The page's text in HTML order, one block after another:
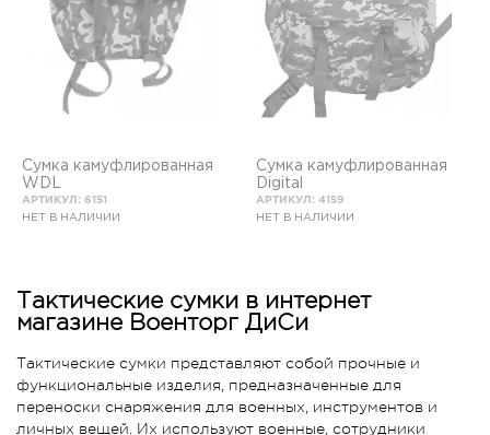
Сумка камуфлированная
WDL
АРТИКУЛ: 6151
НЕТ В НАЛИЧИИ
Сумка камуфлированная
Digital
АРТИКУЛ: 4159
НЕТ В НАЛИЧИИ
Тактические сумки в интернет
магазине Военторг ДиСи
Тактические сумки представляют собой прочные и
функциональные изделия, предназначенные для
переноски снаряжения для военных, инструментов и
личных вещей. Их используют военные, сотрудники